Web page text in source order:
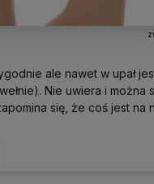
ale nawet w upał
Nie uwiera i można
się, że coś jest na